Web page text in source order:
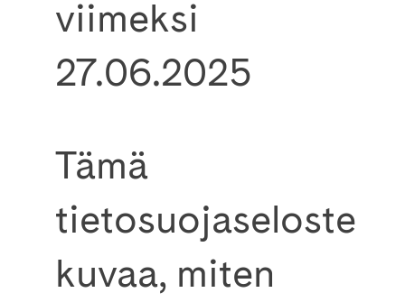
viimeksi
27.06.2025
Tämä
tietosuojaseloste
kuvaa, miten